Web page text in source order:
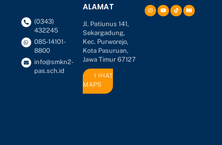
(0343)
432245
085-14101-
8800
info@smkn2-
pas.sch.id
ALAMAT
Jl. Patiunus 141,
Sekargadung,
Kec. Purworejo,
Kota Pasuruan,
Jawa Timur 67127
LIHAT
MAPS